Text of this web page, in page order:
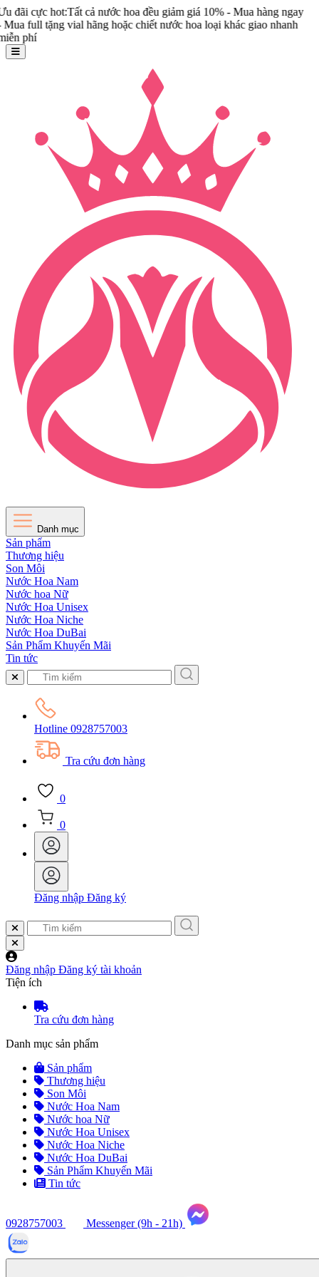
cả nước hoa đều giảm giá 10% - Mua hàng ngay
vial hãng hoặc chiết nước hoa loại khác giao nhanh
Danh mục
Sản phẩm
Thương hiệu
Son Môi
Nước Hoa Nam
Nước hoa Nữ
Nước Hoa Unisex
Nước Hoa Niche
Nước Hoa DuBai
Sản Phẩm Khuyến Mãi
Tin tức
Hotline 0928757003
Tra cứu đơn hàng
0
0
Đăng nhập Đăng ký
Đăng nhập Đăng ký tài khoản
Tiện ích
Tra cứu đơn hàng
Danh mục sản phẩm
Sản phẩm
Thương hiệu
Son Môi
Nước Hoa Nam
Nước hoa Nữ
Nước Hoa Unisex
Nước Hoa Niche
Nước Hoa DuBai
Sản Phẩm Khuyến Mãi
Tin tức
0928757003
Messenger (9h - 21h)
Tư
vấn
ngay